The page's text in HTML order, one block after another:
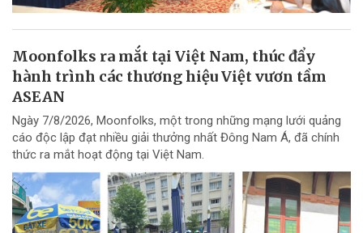
Moonfolks ra mắt tại Việt Nam, thúc đẩy
hành trình các thương hiệu Việt vươn tầm
ASEAN
Ngày 7/8/2026, Moonfolks, một trong những mạng lưới quảng
cáo độc lập đạt nhiều giải thưởng nhất Đông Nam Á, đã chính
thức ra mắt hoạt động tại Việt Nam.